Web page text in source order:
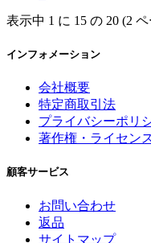
表示中 1 に 15 の 20 (2
インフォメーション
会社概要
特定商取引法
プライバシーポリ
著作権・ライセン
顧客サービス
お問い合わせ
返品
サイトマップ